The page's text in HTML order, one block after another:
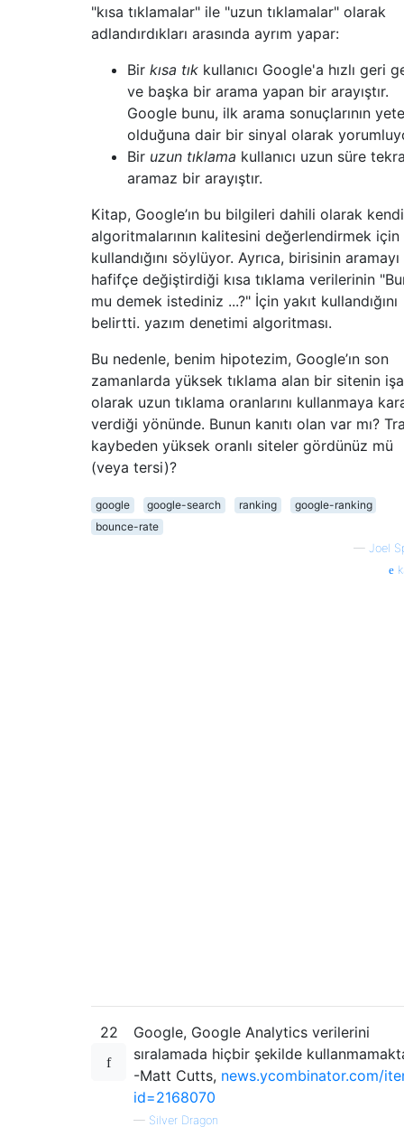
"kısa tıklamalar" ile "uzun tıklamalar" olarak
adlandırdıkları arasında ayrım yapar:
Bir kısa tık kullanıcı Google'a hızlı geri
ve başka bir arama yapan bir arayıştır.
Google bunu, ilk arama sonuçlarının
olduğuna dair bir sinyal olarak
Bir uzun tıklama kullanıcı uzun süre
aramaz bir arayıştır.
Kitap, Google’ın bu bilgileri dahili olarak kendi
algoritmalarının kalitesini değerlendirmek için
kullandığını söylüyor. Ayrıca, birisinin aramayı
hafifçe değiştirdiği kısa tıklama verilerinin
mu demek istediniz ...?" İçin yakıt kullandığını
belirtti. yazım denetimi algoritması.
Bu nedenle, benim hipotezim, Google’ın son
zamanlarda yüksek tıklama alan bir sitenin
olarak uzun tıklama oranlarını kullanmaya
verdiği yönünde. Bunun kanıtı olan var mı?
kaybeden yüksek oranlı siteler gördünüz mü
(veya tersi)?
google google-search ranking
google-ranking
bounce-rate
— Joel
22
Google, Google Analytics verilerini
sıralamada hiçbir şekilde
-Matt Cutts, news.ycombinator.com/
id=2168070
— Silver Dragon